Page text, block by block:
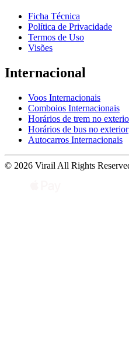
Ficha Técnica
Política de Privacidade
Termos de Uso
Visões
Internacional
Voos Internacionais
Comboios Internacionais
Horários de trem no
Horários de bus no exterior
Autocarros Internacionais
© 2026 Virail All Rights